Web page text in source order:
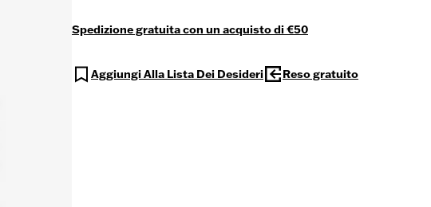
Spedizione gratuita con un acquisto di €50
Aggiungi Alla Lista Dei Desideri Reso gratuito